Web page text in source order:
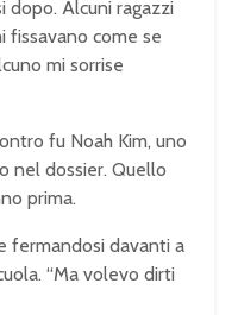
dopo. Alcuni ragazzi
fissavano come se
mi sorrise
fu Noah Kim, uno
nel dossier. Quello
prima.
fermandosi davanti a
“Ma volevo dirti